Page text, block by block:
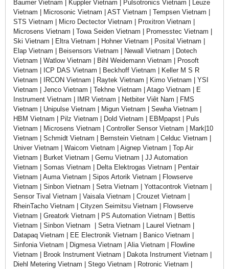
Baumer Vietnam | Kuppler Vietnam | Pulsotronics Vietnam | Leuze
Vietnam | Microsonic Vietnam | AST Vietnam | Tempsen Vietnam |
STS Vietnam | Micro Dectector Vietnam | Proxitron Vietnam |
Microsens Vietnam | Towa Seiden Vietnam | Promesstec Vietnam |
Ski Vietnam | Eltra Vietnam | Hohner Vietnam | Posital Vietnam |
Elap Vietnam | Beisensors Vietnam | Newall Vietnam | Dotech
Vietnam | Watlow Vietnam | Bihl Weidemann Vietnam | Prosoft
Vietnam | ICP DAS Vietnam | Beckhoff Vietnam | Keller M S R
Vietnam | IRCON Vietnam | Raytek Vietnam | Kimo Vietnam | YSI
Vietnam | Jenco Vietnam | Tekhne Vietnam | Atago Vietnam | E
Instrument Vietnam | IMR Vietnam | Netbiter Viêt Nam | FMS
Vietnam | Unipulse Vietnam | Migun Vietnam | Sewha Vietnam |
HBM Vietnam | Pilz Vietnam | Dold Vietnam | EBMpapst | Puls
Vietnam | Microsens Vietnam | Controller Sensor Vietnam | Mark|10
Vietnam | Schmidt Vietnam | Bernstein Vietnam | Celduc Vietnam |
Univer Vietnam | Waicom Vietnam | Aignep Vietnam | Top Air
Vietnam | Burket Vietnam | Gemu Vietnam | JJ Automation
Vietnam | Somas Vietnam | Delta Elektrogas Vietnam | Pentair
Vietnam | Auma Vietnam | Sipos Artorik Vietnam | Flowserve
Vietnam | Sinbon Vietnam | Setra Vietnam | Yottacontrok Vietnam |
Sensor Tival Vietnam | Vaisala Vietnam | Crouzet Vietnam |
RheinTacho Vietnam | Cityzen Seimitsu Vietnam | Flowserve
Vietnam | Greatork Vietnam | PS Automation Vietnam | Bettis
Vietnam | Sinbon Vietnam | Setra Vietnam | Laurel Vietnam |
Datapaq Vietnam | EE Electronik Vietnam | Banico Vietnam |
Sinfonia Vietnam | Digmesa Vietnam | Alia Vietnam | Flowline
Vietnam | Brook Instrument Vietnam | Dakota Instrument Vietnam |
Diehl Metering Vietnam | Stego Vietnam | Rotronic Vietnam |